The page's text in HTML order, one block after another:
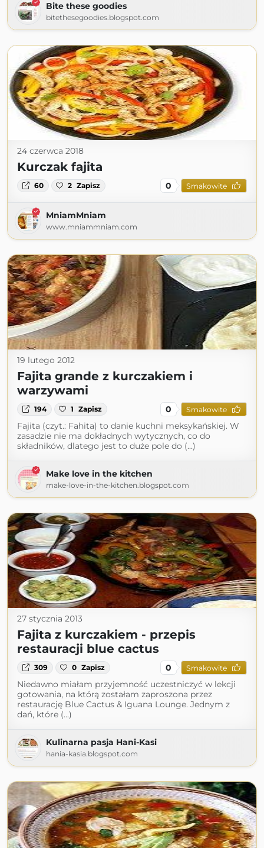
Bite these goodies
bitethesegoodies.blogspot.com
24 czerwca 2018
Kurczak fajita
60 2 Zapisz 0 Smakowite
MniamMniam
www.mniammniam.com
19 lutego 2012
Fajita grande z kurczakiem i
warzywami
194 1 Zapisz 0 Smakowite
Fajita (czyt.: Fahita) to danie kuchni meksykańskiej. W
zasadzie nie ma dokładnych wytycznych, co do
składników, dlatego jest to duże pole do (...)
Make love in the kitchen
make-love-in-the-kitchen.blogspot.com
27 stycznia 2013
Fajita z kurczakiem - przepis
restauracji blue cactus
309 0 Zapisz 0 Smakowite
Niedawno miałam przyjemność uczestniczyć w lekcji
gotowania, na którą zostałam zaproszona przez
restaurację Blue Cactus & Iguana Lounge. Jednym z
dań, które (...)
Kulinarna pasja Hani-Kasi
hania-kasia.blogspot.com